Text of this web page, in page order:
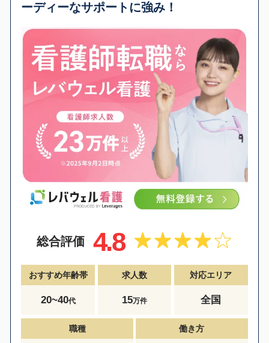
ーディーなサポートに強み！
総合評価 4.8
おすすめ年齢帯
20~40代
求人数
15万件
対応エリア
全国
職種 働き方